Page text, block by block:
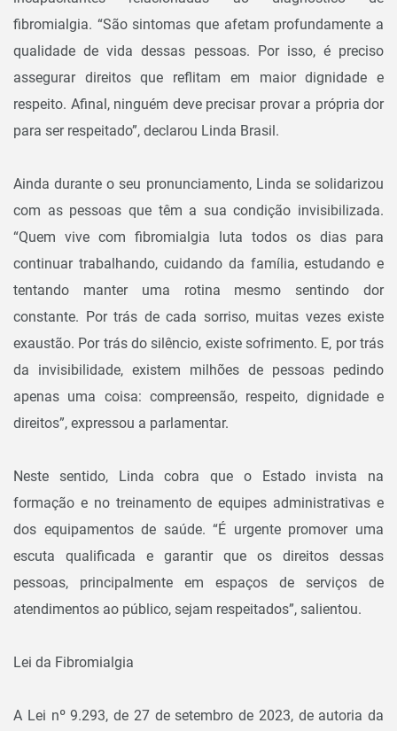
fibromialgia. “São sintomas que afetam profundamente a
qualidade de vida dessas pessoas. Por isso, é preciso
assegurar direitos que reflitam em maior dignidade e
respeito. Afinal, ninguém deve precisar provar a própria dor
para ser respeitado”, declarou Linda Brasil.
Ainda durante o seu pronunciamento, Linda se solidarizou
com as pessoas que têm a sua condição invisibilizada.
“Quem vive com fibromialgia luta todos os dias para
continuar trabalhando, cuidando da família, estudando e
tentando manter uma rotina mesmo sentindo dor
constante. Por trás de cada sorriso, muitas vezes existe
exaustão. Por trás do silêncio, existe sofrimento. E, por trás
da invisibilidade, existem milhões de pessoas pedindo
apenas uma coisa: compreensão, respeito, dignidade e
direitos”, expressou a parlamentar.
Neste sentido, Linda cobra que o Estado invista na
formação e no treinamento de equipes administrativas e
dos equipamentos de saúde. “É urgente promover uma
escuta qualificada e garantir que os direitos dessas
pessoas, principalmente em espaços de serviços de
atendimentos ao público, sejam respeitados”, salientou.
Lei da Fibromialgia
A Lei nº 9.293, de 27 de setembro de 2023, de autoria da